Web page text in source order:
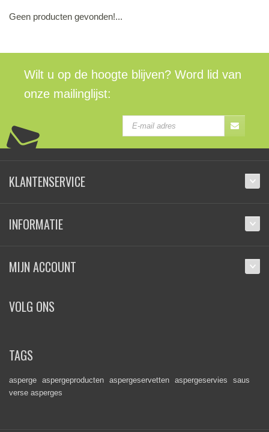
Geen producten gevonden!...
Wilt u op de hoogte blijven? Word lid van
onze mailinglijst:
KLANTENSERVICE
INFORMATIE
MIJN ACCOUNT
VOLG ONS
TAGS
asperge aspergeproducten aspergeservetten aspergeservies
saus
verse asperges